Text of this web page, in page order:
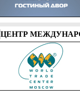
ЦЕНТР